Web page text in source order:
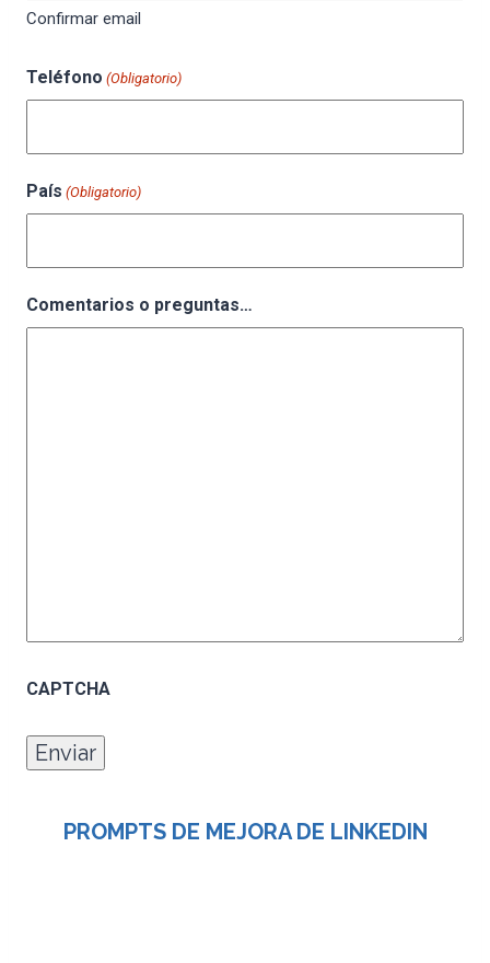
Confirmar email
Teléfono (Obligatorio)
País (Obligatorio)
Comentarios o preguntas…
CAPTCHA
PROMPTS DE MEJORA DE LINKEDIN